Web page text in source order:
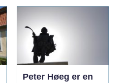
Peter Høeg er en